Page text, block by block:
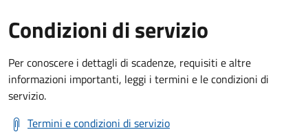
Condizioni di servizio
Per conoscere i dettagli di scadenze, requisiti e altre
informazioni importanti, leggi i termini e le condizioni di
servizio.
Termini e condizioni di servizio